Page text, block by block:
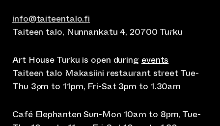
info@taiteentalo.fi
Taiteen talo, Nunnankatu 4, 20700 Turku
Art House Turku is open during events
Taiteen talo Makasiini restaurant street Tue-
Thu 3pm to 11pm, Fri-Sat 3pm to 1.30am
Café Elephanten Sun-Mon 10am to 8pm, Tue-